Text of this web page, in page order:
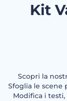
Kit
Scopri la
Sfoglia le scene
Modifica i